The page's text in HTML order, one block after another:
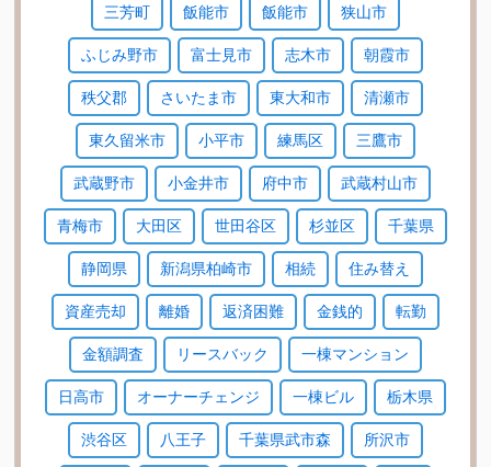
三芳町 飯能市 飯能市 狭山市
ふじみ野市 富士見市 志木市 朝霞市
秩父郡 さいたま市 東大和市 清瀬市
東久留米市 小平市 練馬区 三鷹市
武蔵野市 小金井市 府中市 武蔵村山市
青梅市 大田区 世田谷区 杉並区 千葉県
静岡県 新潟県柏崎市 相続 住み替え
資産売却 離婚 返済困難 金銭的 転勤
金額調査 リースバック 一棟マンション
日高市 オーナーチェンジ 一棟ビル 栃木県
渋谷区 八王子 千葉県武市森 所沢市